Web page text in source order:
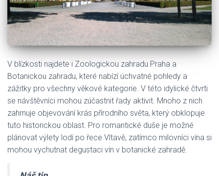
V blízkosti najdete i Zoologickou zahradu Praha a
Botanickou zahradu, které nabízí úchvatné pohledy a
zážitky pro všechny věkové kategorie. V této idylické čtvrti
se návštěvníci mohou zúčastnit řady aktivit. Mnoho z nich
zahrnuje objevování krás přírodního světa, který obklopuje
tuto historickou oblast. Pro romantické duše je možné
plánovat výlety lodí po řece Vltavě, zatímco milovníci vína si
mohou vychutnat degustaci vín v botanické zahradě.